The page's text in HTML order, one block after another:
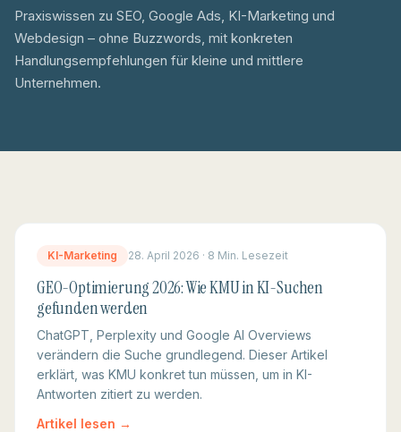
Praxiswissen zu SEO, Google Ads, KI-Marketing und
Webdesign – ohne Buzzwords, mit konkreten
Handlungsempfehlungen für kleine und mittlere
Unternehmen.
KI-Marketing 28. April 2026 · 8 Min. Lesezeit
GEO-Optimierung 2026: Wie KMU in KI-Suchen
gefunden werden
ChatGPT, Perplexity und Google AI Overviews
verändern die Suche grundlegend. Dieser Artikel
erklärt, was KMU konkret tun müssen, um in KI-
Antworten zitiert zu werden.
Artikel lesen →